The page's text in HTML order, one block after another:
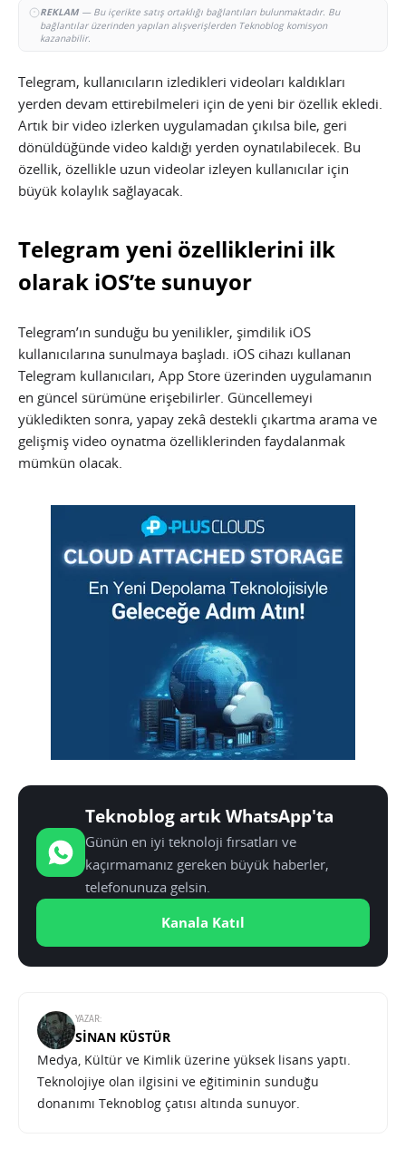
REKLAM— Bu içerikte satış ortaklığı bağlantıları bulunmaktadır. Bu
bağlantılar üzerinden yapılan alışverişlerden Teknoblog komisyon
kazanabilir.
Telegram, kullanıcıların izledikleri videoları kaldıkları
yerden devam ettirebilmeleri için de yeni bir özellik ekledi.
Artık bir video izlerken uygulamadan çıkılsa bile, geri
dönüldüğünde video kaldığı yerden oynatılabilecek. Bu
özellik, özellikle uzun videolar izleyen kullanıcılar için
büyük kolaylık sağlayacak.
Telegram yeni özelliklerini ilk
olarak iOS’te sunuyor
Telegram’ın sunduğu bu yenilikler, şimdilik iOS
kullanıcılarına sunulmaya başladı. iOS cihazı kullanan
Telegram kullanıcıları, App Store üzerinden uygulamanın
en güncel sürümüne erişebilirler. Güncellemeyi
yükledikten sonra, yapay zekâ destekli çıkartma arama ve
gelişmiş video oynatma özelliklerinden faydalanmak
mümkün olacak.
Teknoblog artık WhatsApp'ta
Günün en iyi teknoloji fırsatları ve
kaçırmamanız gereken büyük haberler,
telefonunuza gelsin.
Kanala Katıl
YAZAR:
SINAN KÜSTÜR
Medya, Kültür ve Kimlik üzerine yüksek lisans yaptı.
Teknolojiye olan ilgisini ve eğitiminin sunduğu
donanımı Teknoblog çatısı altında sunuyor.